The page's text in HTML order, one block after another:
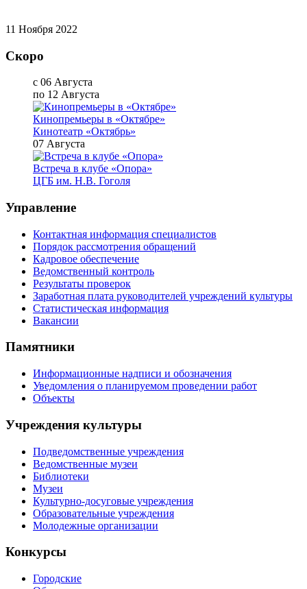
11 Ноября 2022
Скоро
с 06 Августа
по 12 Августа
Кинопремьеры в «Октябре»
Кинотеатр «Октябрь»
07 Августа
Встреча в клубе «Опора»
ЦГБ им. Н.В. Гоголя
Управление
Контактная информация специалистов
Порядок рассмотрения обращений
Кадровое обеспечение
Ведомственный контроль
Результаты проверок
Заработная плата руководителей учреждений культуры
Статистическая информация
Вакансии
Памятники
Информационные надписи и обозначения
Уведомления о планируемом проведении работ
Объекты
Учреждения культуры
Подведомственные учреждения
Ведомственные музеи
Библиотеки
Музеи
Культурно-досуговые учреждения
Образовательные учреждения
Молодежные организации
Конкурсы
Городские